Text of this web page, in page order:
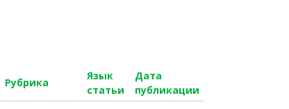
Рубрика
Язык
статьи
Дата
публикации